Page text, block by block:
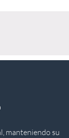
manteniendo su